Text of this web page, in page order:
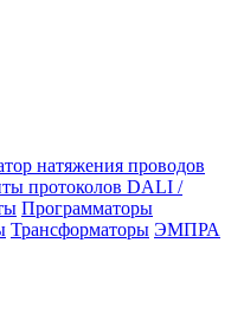
натяжения проводов
протоколов DALI /
Программаторы
Трансформаторы ЭМПРА